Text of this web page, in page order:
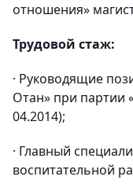
отношения»
Трудовой стаж:
· Руководящие
Отан» при партии
04.2014);
· Главный
воспитательной